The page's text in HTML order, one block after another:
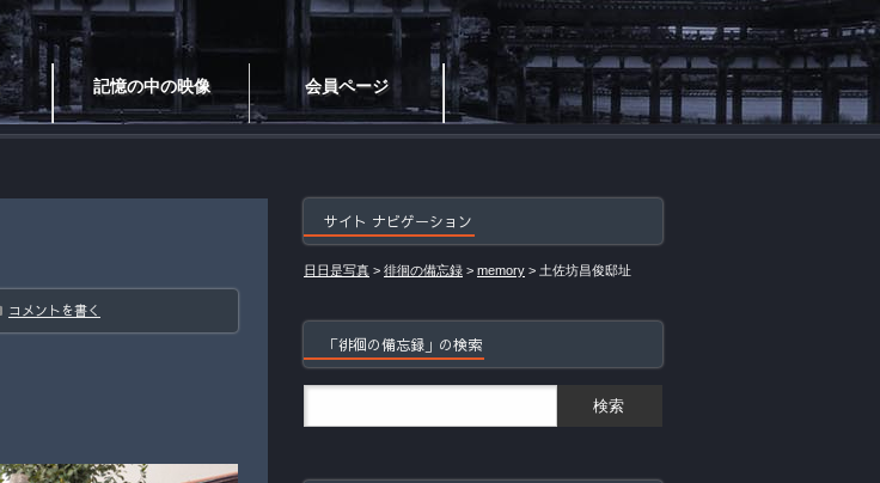
記憶の中の映像 会員ページ
コメントを書く
サイト ナビゲーション
日日是写真 > 徘徊の備忘録 > memory > 土佐坊昌俊邸址
「徘徊の備忘録」の検索